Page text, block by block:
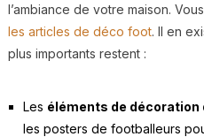
l’ambiance de votre maison.
les articles de déco foot. Il en
plus importants restent :
Les éléments de décoration
les posters de footballeurs